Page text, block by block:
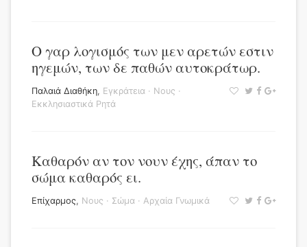
Ο γαρ λογισμός των μεν αρετών εστιν
ηγεμών, των δε παθών αυτοκράτωρ.
Παλαιά Διαθήκη, Εγκράτεια · Νους ·
Εκκλησιαστικά Ρητά
Καθαρόν αν τον νουν έχης, άπαν το
σώμα καθαρός ει.
Επίχαρμος, Νους · Σώμα · Αρχαία Γνωμικά